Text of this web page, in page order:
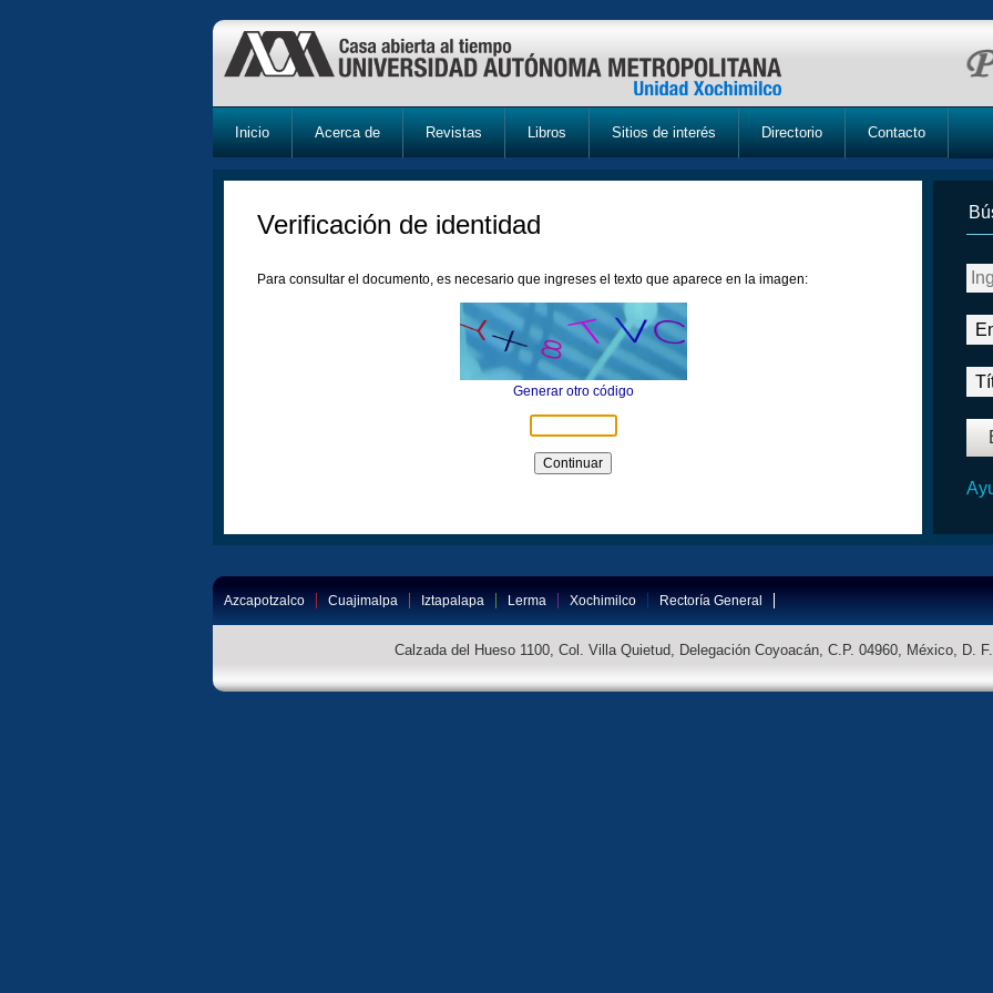
Inicio Acerca de Revistas Libros Sitios de interés Directorio Contacto
Verificación de identidad
Para consultar el documento, es necesario que ingreses el texto que aparece en la imagen:
Generar otro código
Azcapotzalco Cuajimalpa Iztapalapa Lerma Xochimilco Rectoría General
Calzada del Hueso 1100, Col. Villa Quietud, Delegación Coyoacán, C.P. 04960, México, D.